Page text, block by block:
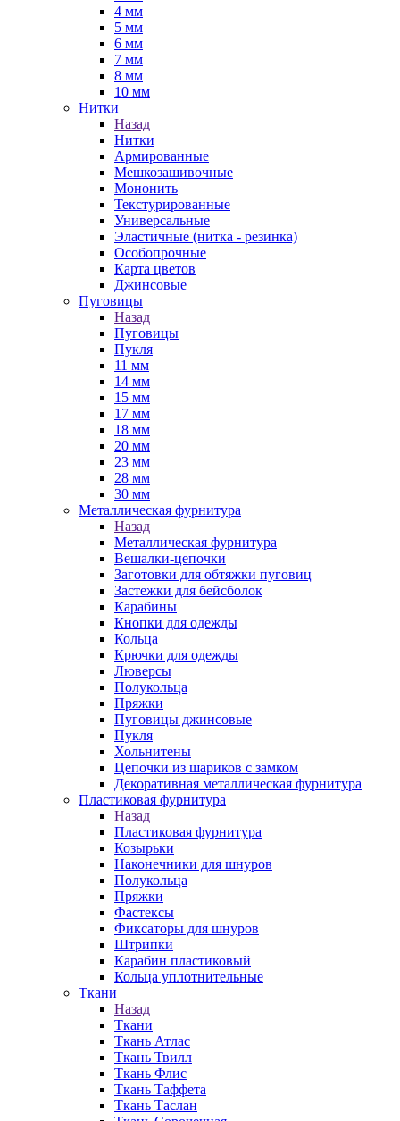
4 мм
5 мм
6 мм
7 мм
8 мм
10 мм
Нитки
Назад
Нитки
Армированные
Мешкозашивочные
Мононить
Текстурированные
Универсальные
Эластичные (нитка - резинка)
Особопрочные
Карта цветов
Джинсовые
Пуговицы
Назад
Пуговицы
Пукля
11 мм
14 мм
15 мм
17 мм
18 мм
20 мм
23 мм
28 мм
30 мм
Металлическая фурнитура
Назад
Металлическая фурнитура
Вешалки-цепочки
Заготовки для обтяжки пуговиц
Застежки для бейсболок
Карабины
Кнопки для одежды
Кольца
Крючки для одежды
Люверсы
Полукольца
Пряжки
Пуговицы джинсовые
Пукля
Хольнитены
Цепочки из шариков с замком
Декоративная металлическая фурнитура
Пластиковая фурнитура
Назад
Пластиковая фурнитура
Козырьки
Наконечники для шнуров
Полукольца
Пряжки
Фастексы
Фиксаторы для шнуров
Штрипки
Карабин пластиковый
Кольца уплотнительные
Ткани
Назад
Ткани
Ткань Атлас
Ткань Твилл
Ткань Флис
Ткань Таффета
Ткань Таслан